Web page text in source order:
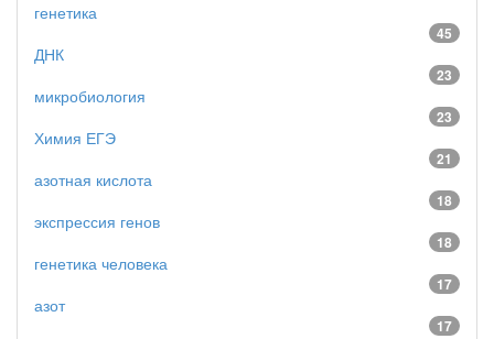
генетика
45
ДНК
23
микробиология
23
Химия ЕГЭ
21
азотная кислота
18
экспрессия генов
18
генетика человека
17
азот
17